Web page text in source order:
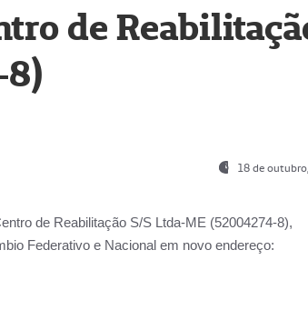
de
18 de
de Reabilitação S/S Ltda-ME (52004274-8),
Federativo e Nacional em novo endereço: